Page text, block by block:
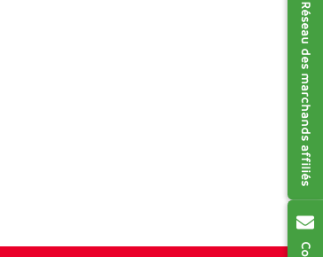
Réseau des marchands affiliés